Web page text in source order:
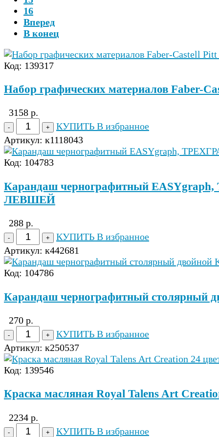
16
Вперед
В конец
Код: 139317
Набор графических материалов Faber-
3158 р.
КУПИТЬ В избранное
Артикул: к1118043
Код: 104783
Карандаш чернографитный
ЛЕВШЕЙ
288 р.
КУПИТЬ В избранное
Артикул: к442681
Код: 104786
Карандаш чернографитный столярный
270 р.
КУПИТЬ В избранное
Артикул: к250537
Код: 139546
Краска масляная Royal Talens Art
2234 р.
КУПИТЬ В избранное